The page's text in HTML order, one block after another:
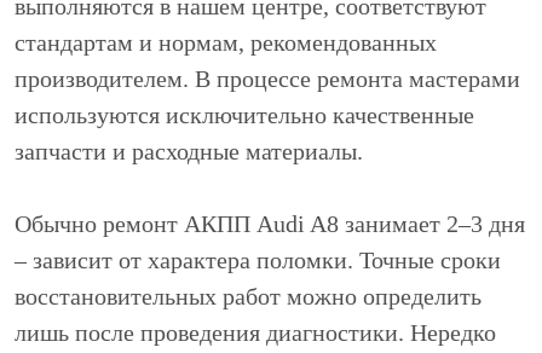
выполняются в нашем центре, соответствуют
стандартам и нормам, рекомендованных
производителем. В процессе ремонта мастерами
используются исключительно качественные
запчасти и расходные материалы.
Обычно ремонт АКПП Audi A8 занимает 2–3 дня
– зависит от характера поломки. Точные сроки
восстановительных работ можно определить
лишь после проведения диагностики. Нередко